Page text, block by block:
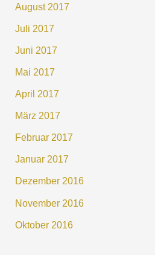
August 2017
Juli 2017
Juni 2017
Mai 2017
April 2017
März 2017
Februar 2017
Januar 2017
Dezember 2016
November 2016
Oktober 2016